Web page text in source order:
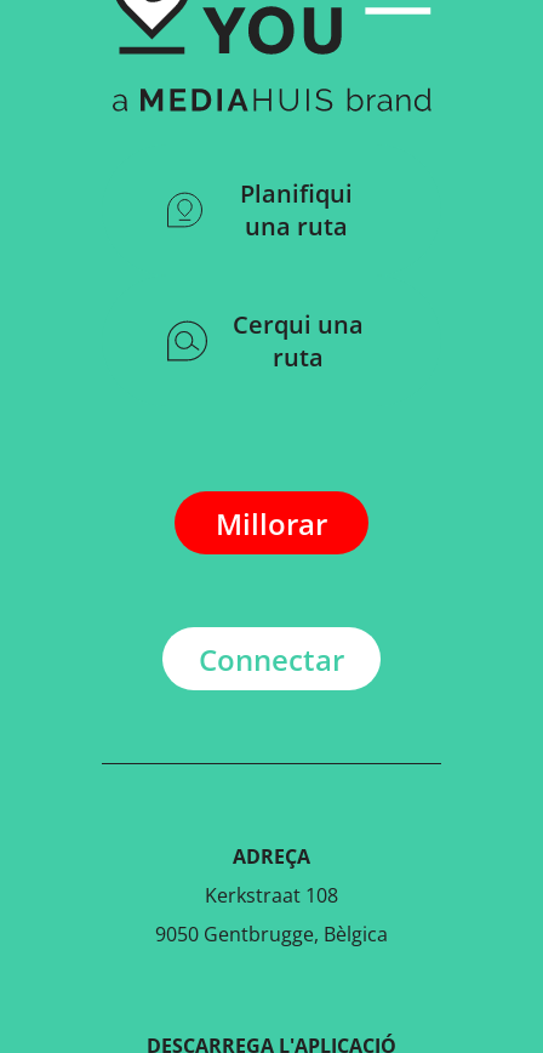
Planifiqui
una ruta
Cerqui una
ruta
Millorar
Connectar
ADREÇA
Kerkstraat 108
9050 Gentbrugge, Bèlgica
DESCARREGA L'APLICACIÓ